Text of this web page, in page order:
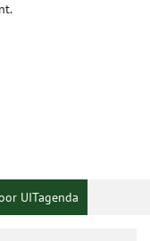
UITagenda